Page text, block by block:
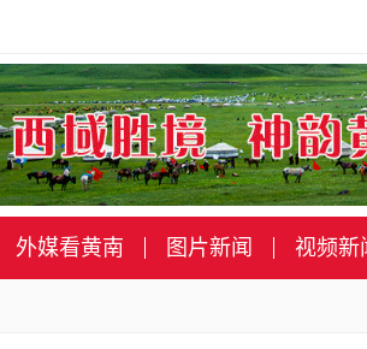
外媒看黄南 图片新闻 视频新